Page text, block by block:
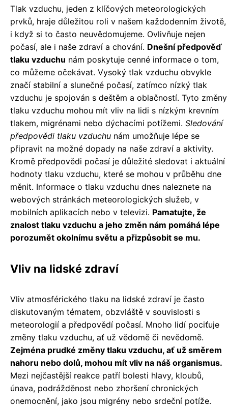
Tlak vzduchu, jeden z klíčových meteorologických
prvků, hraje důležitou roli v našem každodenním životě,
i když si to často neuvědomujeme. Ovlivňuje nejen
počasí, ale i naše zdraví a chování. Dnešní předpověď
tlaku vzduchu nám poskytuje cenné informace o tom,
co můžeme očekávat. Vysoký tlak vzduchu obvykle
značí stabilní a slunečné počasí, zatímco nízký tlak
vzduchu je spojován s deštěm a oblačností. Tyto změny
tlaku vzduchu mohou mít vliv na lidi s nízkým krevním
tlakem, migrénami nebo dýchacími potížemi. Sledování
předpovědi tlaku vzduchu nám umožňuje lépe se
připravit na možné dopady na naše zdraví a aktivity.
Kromě předpovědi počasí je důležité sledovat i aktuální
hodnoty tlaku vzduchu, které se mohou v průběhu dne
měnit. Informace o tlaku vzduchu dnes naleznete na
webových stránkách meteorologických služeb, v
mobilních aplikacích nebo v televizi. Pamatujte, že
znalost tlaku vzduchu a jeho změn nám pomáhá lépe
porozumět okolnímu světu a přizpůsobit se mu.
Vliv na lidské zdraví
Vliv atmosférického tlaku na lidské zdraví je často
diskutovaným tématem, obzvláště v souvislosti s
meteorologií a předpovědí počasí. Mnoho lidí pociťuje
změny tlaku vzduchu, ať už vědomě či nevědomě.
Zejména prudké změny tlaku vzduchu, ať už směrem
nahoru nebo dolů, mohou mít vliv na náš organismus.
Mezi nejčastější reakce patří bolesti hlavy, kloubů,
únava, podrážděnost nebo zhoršení chronických
onemocnění, jako jsou migrény nebo srdeční potíže.